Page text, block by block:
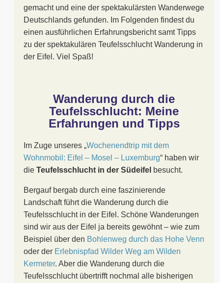
gemacht und eine der spektakulärsten Wanderwege
Deutschlands gefunden. Im Folgenden findest du
einen ausführlichen Erfahrungsbericht samt Tipps
zu der spektakulären Teufelsschlucht Wanderung in
der Eifel. Viel Spaß!
Wanderung durch die
Teufelsschlucht: Meine
Erfahrungen und Tipps
Im Zuge unseres „Wochenendtrip mit dem
Wohnmobil: Eifel – Mosel – Luxemburg“ haben wir
die Teufelsschlucht in der Südeifel besucht.
Bergauf bergab durch eine faszinierende
Landschaft führt die Wanderung durch die
Teufelsschlucht in der Eifel. Schöne Wanderungen
sind wir aus der Eifel ja bereits gewöhnt – wie zum
Beispiel über den Bohlenweg durch das Hohe Venn
oder der Erlebnispfad Wilder Weg am Wilden
Kermeter. Aber die Wanderung durch die
Teufelsschlucht übertrifft nochmal alle bisherigen